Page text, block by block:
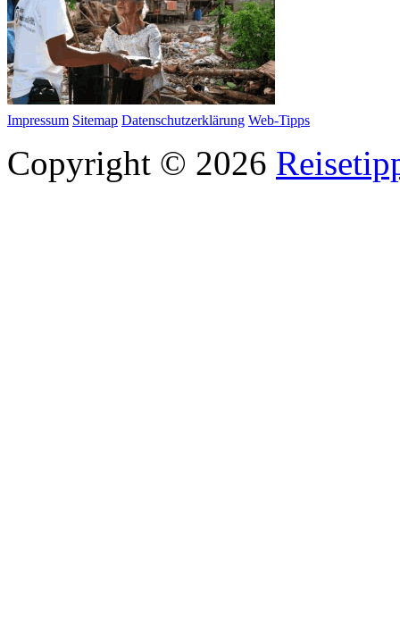
Impressum Sitemap Datenschutzerklärung Web-Tipps
Copyright © 2026